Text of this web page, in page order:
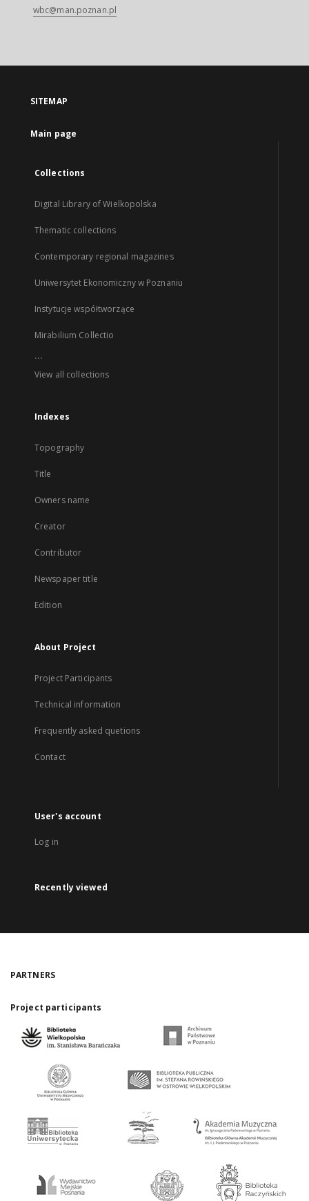
wbc@man.poznan.pl
SITEMAP
Main page
Collections
Digital Library of Wielkopolska
Thematic collections
Contemporary regional magazines
Uniwersytet Ekonomiczny w Poznaniu
Instytucje współtworzące
Mirabilium Collectio
...
View all collections
Indexes
Topography
Title
Owners name
Creator
Contributor
Newspaper title
Edition
About Project
Project Participants
Technical information
Frequently asked quetions
Contact
User's account
Log in
Recently viewed
PARTNERS
Project participants